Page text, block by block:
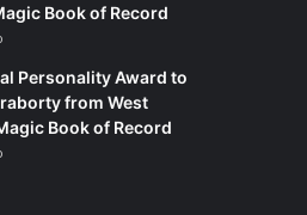
Book of Record
Personality Award to
from West
Book of Record